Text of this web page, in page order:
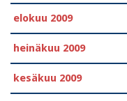
elokuu 2009
heinäkuu 2009
kesäkuu 2009